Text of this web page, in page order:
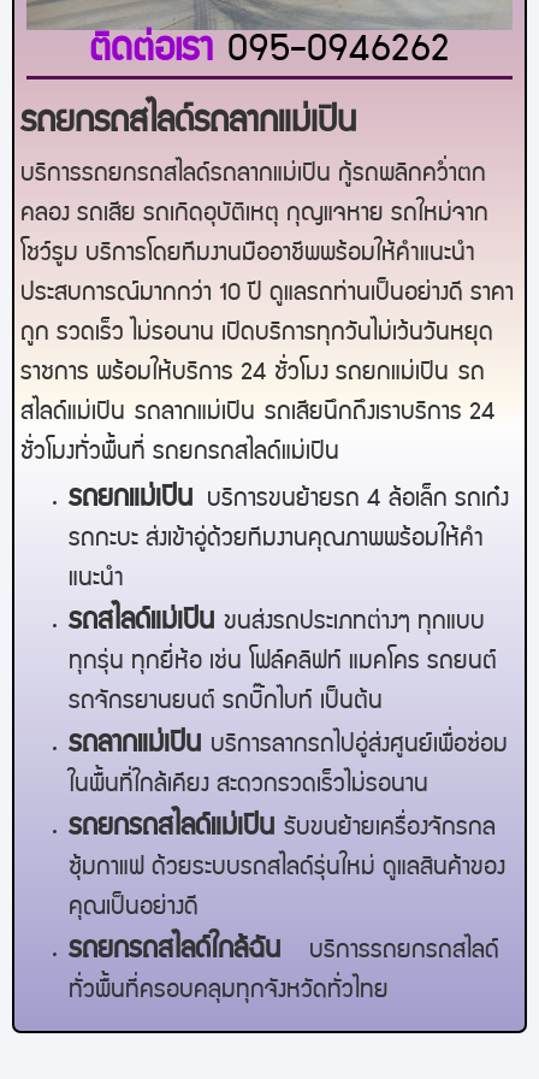
ติดต่อเรา 095-0946262
รถยกรถสไลด์รถลากแม่เปิน
บริการรถยกรถสไลด์รถลากแม่เปิน กู้รถพลิกคว่ำตก
คลอง รถเสีย รถเกิดอุบัติเหตุ กุญแจหาย รถใหม่จาก
โชว์รูม บริการโดยทีมงานมืออาชีพพร้อมให้คำแนะนำ
ประสบการณ์มากกว่า 10 ปี ดูแลรถท่านเป็นอย่างดี ราคา
ถูก รวดเร็ว ไม่รอนาน เปิดบริการทุกวันไม่เว้นวันหยุด
ราชการ พร้อมให้บริการ 24 ชั่วโมง รถยกแม่เปิน รถ
สไลด์แม่เปิน รถลากแม่เปิน รถเสียนึกถึงเราบริการ 24
ชั่วโมงทั่วพื้นที่ รถยกรถสไลด์แม่เปิน
รถยกแม่เปิน
บริการขนย้ายรถ 4 ล้อเล็ก รถเก๋ง
รถกะบะ ส่งเข้าอู่ด้วยทีมงานคุณภาพพร้อมให้คำ
แนะนำ
รถสไลด์ แม่เปิน ขนส่งรถประเภทต่างๆ ทุกแบบ
ทุกรุ่น ทุกยี่ห้อ เช่น โฟล์คลิฟท์ แมคโคร รถยนต์
รถจักรยานยนต์ รถบิ๊กไบท์ เป็นต้น
รถลาก แม่เปิน บริการลากรถไปอู่ส่งศูนย์เพื่อซ่อม
ในพื้นที่ใกล้เคียง สะดวกรวดเร็วไม่รอนาน
รถยกรถสไลด์ แม่เปิน รับขนย้ายเครื่องจักรกล
ซุ้มกาแฟ ด้วยระบบรถสไลด์รุ่นใหม่ ดูแลสินค้าของ
คุณเป็นอย่างดี
รถยกรถสไลด์ใกล้ฉัน
บริการรถยกรถสไลด์
ทั่วพื้นที่ครอบคลุมทุกจังหวัดทั่วไทย